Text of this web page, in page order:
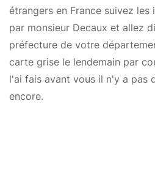
étrangers en France suivez les
par monsieur Decaux et allez
préfecture de votre
carte grise le lendemain par
l'ai fais avant vous il n'y a pas
encore.